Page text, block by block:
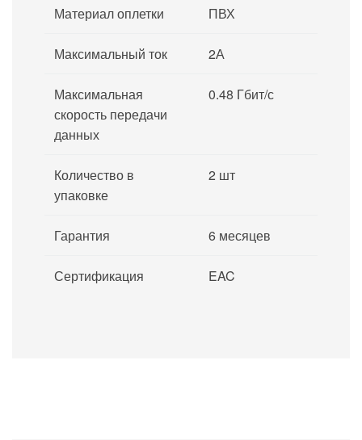
Материал оплетки ПВХ
Максимальный ток 2А
Максимальная
скорость передачи
данных
0.48 Гбит/с
Количество в
упаковке
2 шт
Гарантия 6 месяцев
Сертификация EAC